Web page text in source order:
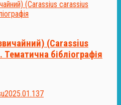
(Carassius
бібліографія